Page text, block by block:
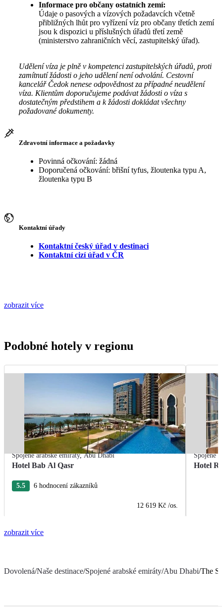
Informace pro občany ostatních zemí:
Údaje o pasových a vízových požadavcích včetně
přibližných lhůt pro vyřízení víz pro občany třetích zemí
jsou k dispozici u příslušných úřadů třetí země
(ministerstvo zahraničních věcí, zastupitelský úřad).
Udělení víza je plně v kompetenci zastupitelských úřadů, proti
zamítnutí žádosti o jeho udělení není odvolání. Cestovní
kancelář Čedok nenese odpovědnost za případné neudělení
víza. Klientům doporučujeme podávat žádosti o víza s
dostatečným předstihem a k žádosti dokládat všechny
požadované dokumenty.
Zdravotní informace a požadavky
Povinná očkování: žádná
Doporučená očkování: břišní tyfus, žloutenka typu A,
žloutenka typu B
Kontaktní úřady
Kontaktní český úřad v destinaci
Kontaktní cizí úřad v ČR
zobrazit více
Podobné hotely v regionu
Spojené arabské emiráty,Abu Dhabi
Hotel Bab Al Qasr
5.5 6 hodnocení zákazníků
12 619 Kč /os.
Spojené
Hotel
zobrazit více
Dovolená/Naše destinace/Spojené arabské emiráty/Abu Dhabi/The